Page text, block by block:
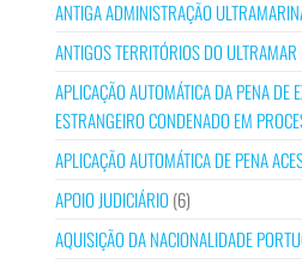
ANTIGA ADMINISTRAÇÃO
ANTIGOS TERRITÓRIOS DO ULTRAMAR
APLICAÇÃO AUTOMÁTICA DA PENA DE
ESTRANGEIRO CONDENADO EM
APLICAÇÃO AUTOMÁTICA DE PENA
APOIO JUDICIÁRIO (6)
AQUISIÇÃO DA NACIONALIDADE